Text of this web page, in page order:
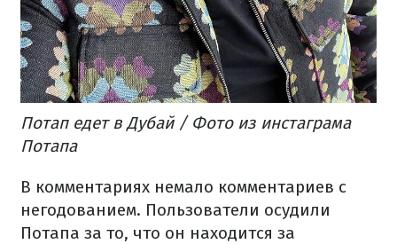
Потап едет в Дубай / Фото из инстаграма
Потапа
В комментариях немало комментариев с
негодованием. Пользователи осудили
Потапа за то, что он находится за